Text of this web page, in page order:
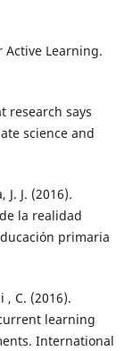
Active Learning.
research says
science and
J. (2016).
la realidad
primaria
, C. (2016).
learning
International